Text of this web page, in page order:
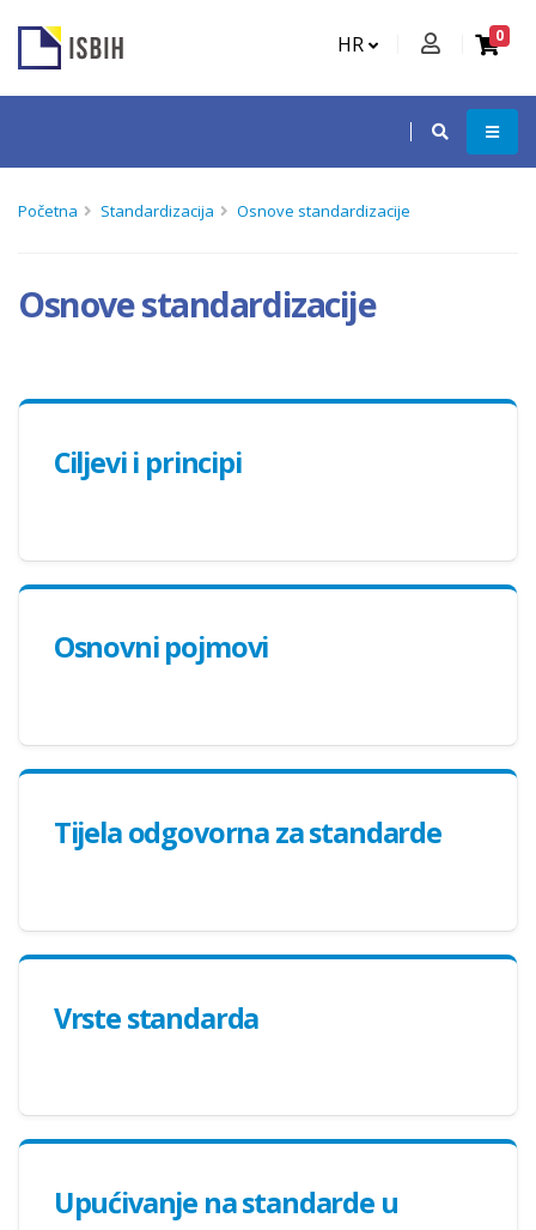
HR 0
Početna Standardizacija Osnove standardizacije
Osnove standardizacije
Ciljevi i principi
Osnovni pojmovi
Tijela odgovorna za standarde
Vrste standarda
Upućivanje na standarde u